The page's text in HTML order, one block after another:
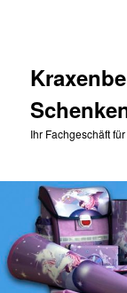
Ihr Fachgeschäft